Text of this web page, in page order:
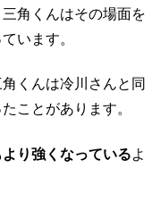
角くんはその場面を
います。
くんは冷川さんと同
ことがあります。
り強くなっているよ